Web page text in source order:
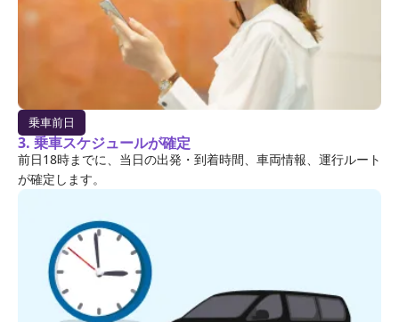
乗車前日
3. 乗車スケジュールが確定
前日18時までに、当日の出発・到着時間、車両情報、運行ルート
が確定します。